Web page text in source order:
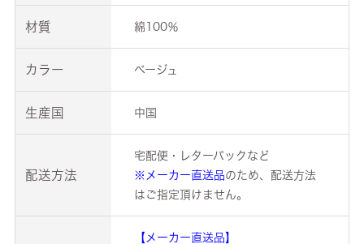
材質 綿100％
カラー ベージュ
生産国 中国
配送方法
宅配便・レターパックなど
※メーカー直送品のため、配送方法
はご指定頂けません。
【メーカー直送品】